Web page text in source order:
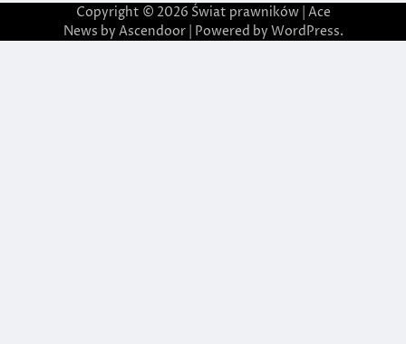
Copyright © 2026 Świat prawników| Ace
News by Ascendoor| Powered by WordPress.